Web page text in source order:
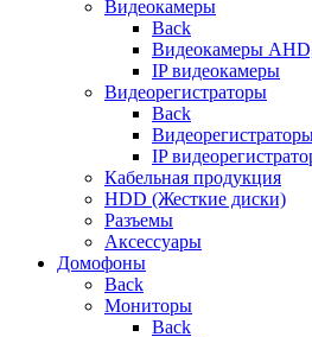
Видеокамеры
Back
Видеокамеры
IP видеокамеры
Видеорегистраторы
Back
IP
Кабельная продукция
HDD (Жесткие диски)
Разъемы
Аксессуары
Домофоны
Back
Мониторы
Back